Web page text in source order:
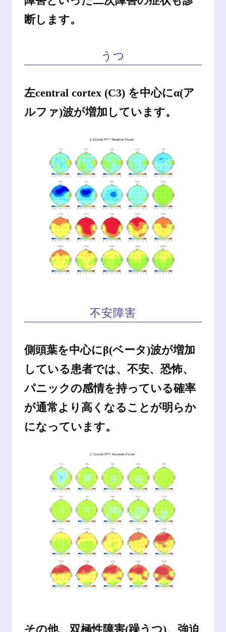
断します。
うつ
左central cortex (C3) を中心にα(ア
ルファ)波が増加しています。
不安障害
側頭葉を中心にβ(ベータ)波が増加
している患者では、不安、恐怖、
パニックの感情を持っている確率
が通常より高くなることが明らか
になっています。
その他、双極性障害(躁うつ)、強迫